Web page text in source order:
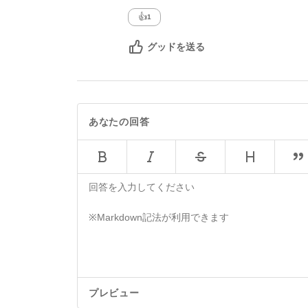
👍1
グッドを送る
あなたの回答
プレビュー